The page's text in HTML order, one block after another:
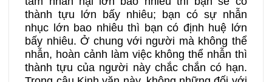
thành tựu lớn bấy nhiêu; bạn có sự nhẫn
nhục lớn bao nhiêu thì bạn có định huệ lớn
bấy nhiêu. Ở chung với người mà không thể
nhẫn, hoàn cảnh làm việc không thể nhẫn thì
thành tựu của người này chắc chắn có hạn.